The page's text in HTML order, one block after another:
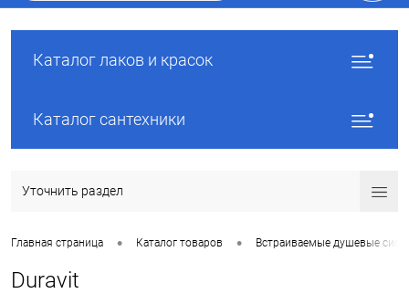
Каталог лаков и красок
Каталог сантехники
Уточнить раздел
Главная страница • Каталог товаров • Встраиваемые душевые
Duravit